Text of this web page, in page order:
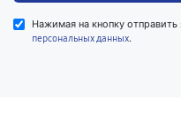
Нажимая на кнопку
персональных данных.